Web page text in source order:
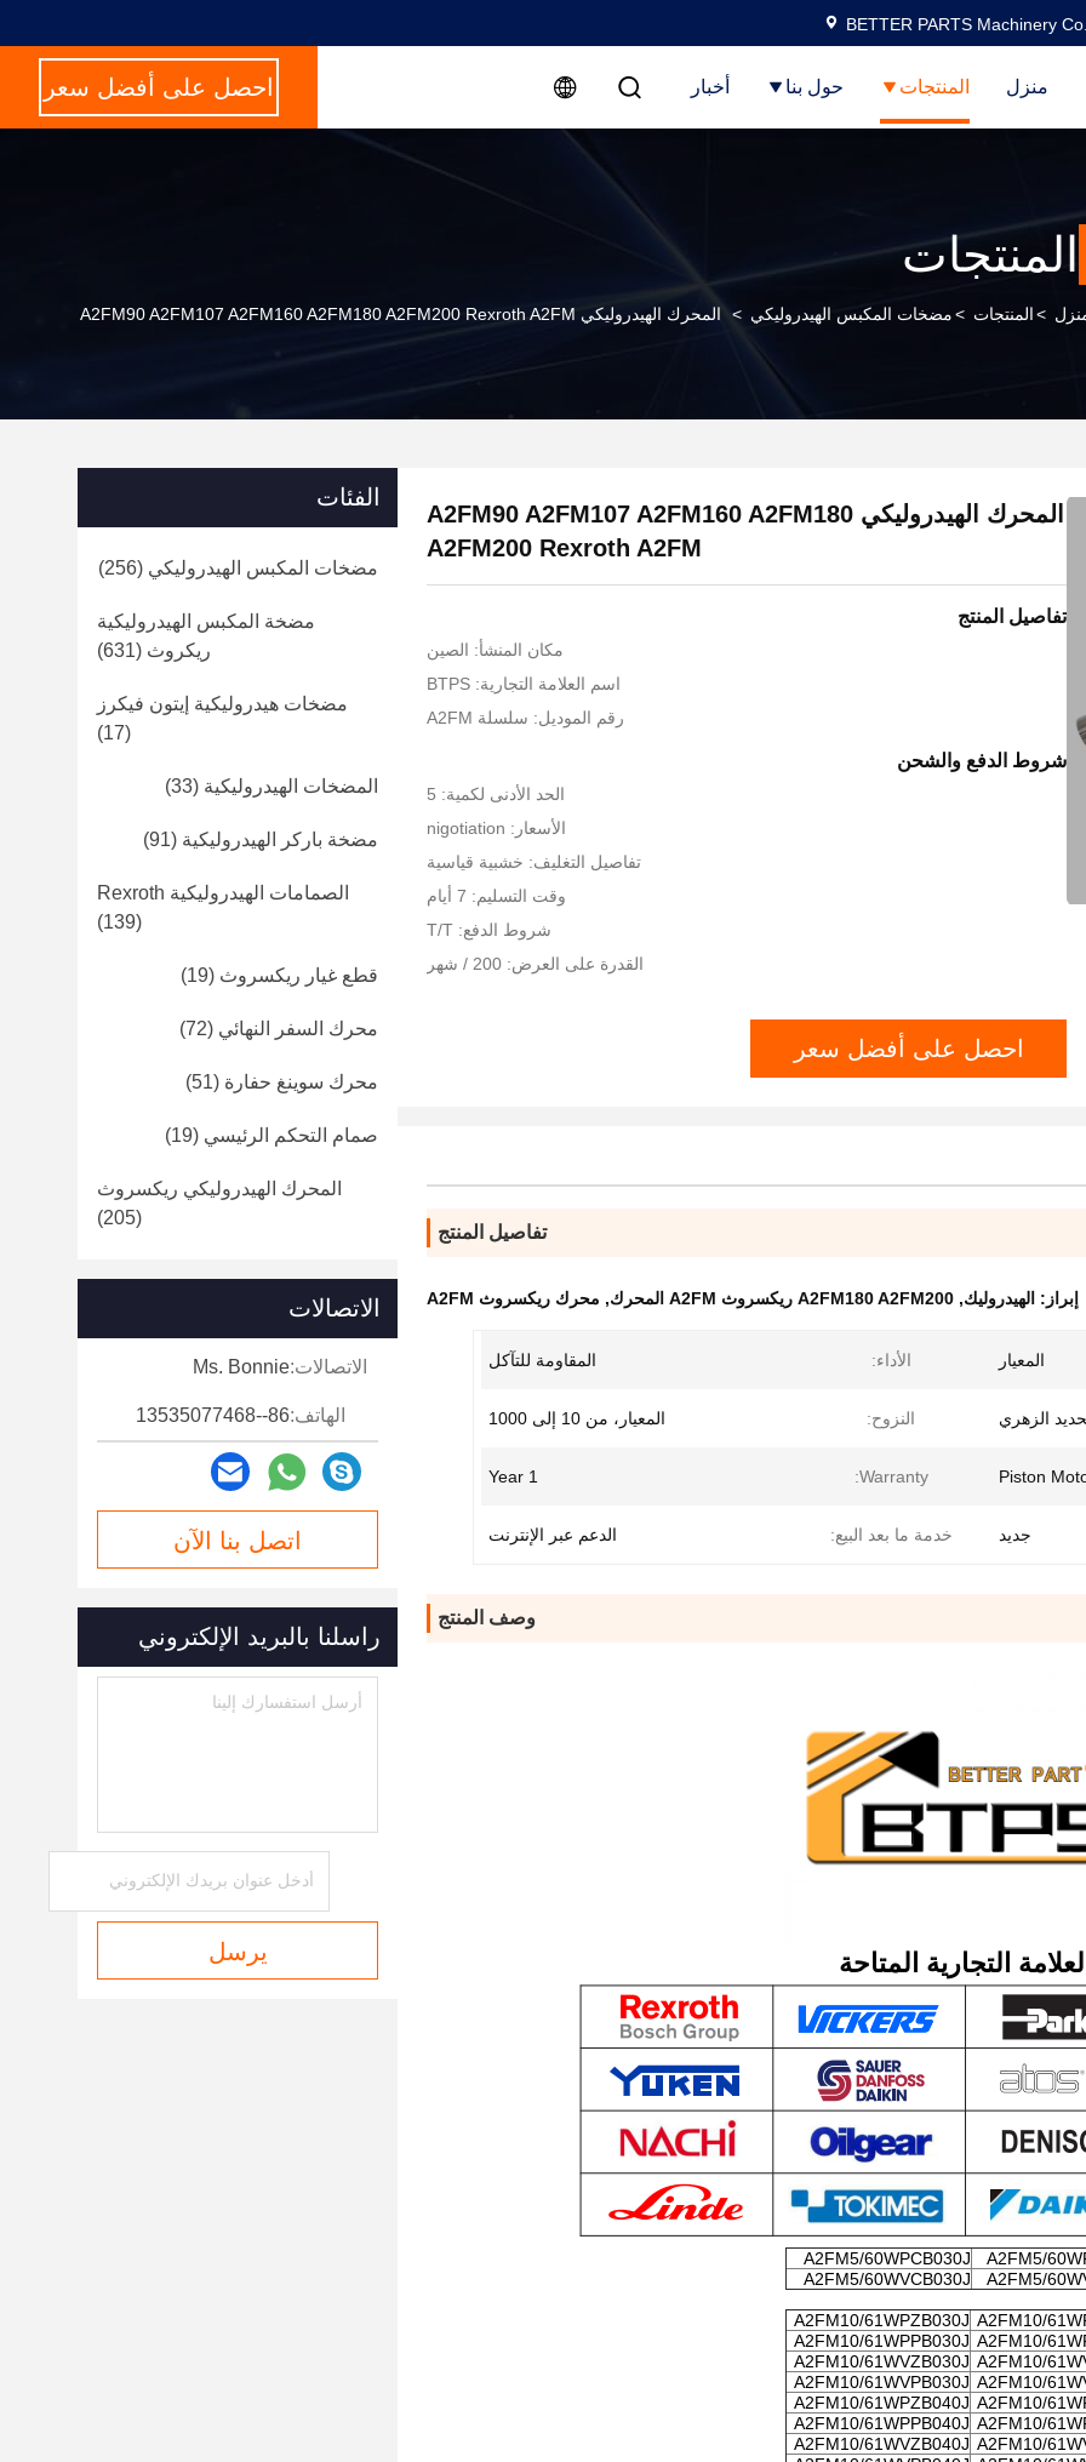
BETTER PARTS Machinery
منزل المنتجات حول بنا أخبار احصل على أفضل سعر
المنتجات
>المنتجات >مضخات المكبس الهيدروليكي > المحرك الهيدروليكي A2FM90 A2FM107 A2FM160 A2FM180 A2FM200 Rexroth A2FM
المحرك الهيدروليكي A2FM90 A2FM107 A2FM160 A2FM180
A2FM200 Rexroth A2FM
تفاصيل المنتج
مكان المنشأ: الصين
اسم العلامة التجارية: BTPS
رقم الموديل: سلسلة A2FM
شروط الدفع والشحن
الحد الأدنى لكمية: 5
الأسعار: nigotiation
تفاصيل التغليف: خشبية قياسية
وقت التسليم: 7 أيام
شروط الدفع: T/T
القدرة على العرض: 200 / شهر
احصل على أفضل سعر
تفاصيل المنتج
إبراز: الهيدروليك, A2FM180 A2FM200 ريكسروث A2FM المحرك , محرك ريكسروث A2FM
المعيار الأداء: المقاومة للتآكل
الزهري النزوح: المعيار، من 10 إلى 1000
Piston
Warranty:
1 Year
جديد خدمة ما بعد البيع: الدعم عبر الإنترنت
وصف المنتج
التجارية المتاحة
A2FM5/
A2FM5/60WPCB030J
A2FM5/
A2FM5/60WVCB030J
A2FM10/
A2FM10/61WPZB030J
A2FM10/
A2FM10/61WPPB030J
A2FM10/
A2FM10/61WVZB030J
A2FM10/
A2FM10/61WVPB030J
A2FM10/
A2FM10/61WPZB040J
A2FM10/
A2FM10/61WPPB040J
A2FM10/
A2FM10/61WVZB040J
الفئات
مضخات المكبس الهيدروليكي (256)
مضخة المكبس الهيدروليكية
ريكروث (631)
مضخات هيدروليكية إيتون فيكرز
(17)
المضخات الهيدروليكية (33)
مضخة باركر الهيدروليكية (91)
الصمامات الهيدروليكية Rexroth
(139)
قطع غيار ريكسروث (19)
محرك السفر النهائي (72)
محرك سوينغ حفارة (51)
صمام التحكم الرئيسي (19)
المحرك الهيدروليكي ريكسروث
(205)
الاتصالات
الاتصالات:Ms. Bonnie
الهاتف:86--13535077468
اتصل بنا الآن
راسلنا بالبريد الإلكتروني
يرسل